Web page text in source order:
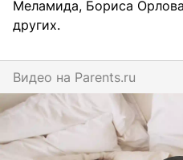
Меламида, Бориса
других.
Видео на parents.ru